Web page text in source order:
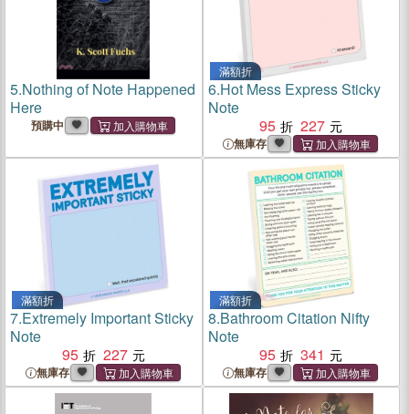
5.Nothing of Note Happened
Here
預購中
滿額折
6.Hot Mess Express Sticky
Note
95
227
無庫存
滿額折
7.Extremely Important Sticky
Note
95
227
無庫存
滿額折
8.Bathroom Citation Nifty
Note
95
341
無庫存